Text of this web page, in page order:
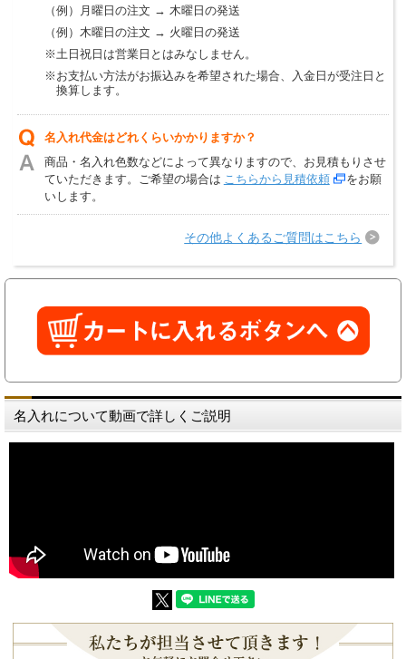
（例）月曜日の注文 → 木曜日の発送
（例）木曜日の注文 → 火曜日の発送
※土日祝日は営業日とはみなしません。
※お支払い方法がお振込みを希望された場合、入金日が受注日と
換算します。
名入れ代金はどれくらいかかりますか？
商品・名入れ色数などによって異なりますので、お見積もりさせ
ていただきます。ご希望の場合は こちらから見積依頼
をお願
いします。
その他よくあるご質問はこちら
名入れについて動画で詳しくご説明